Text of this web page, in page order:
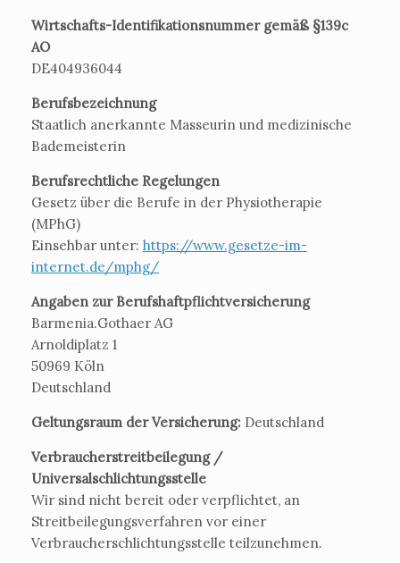
Wirtschafts-Identifikationsnummer gemäß §139c
AO
DE404936044
Berufsbezeichnung
Staatlich anerkannte Masseurin und medizinische
Bademeisterin
Berufsrechtliche Regelungen
Gesetz über die Berufe in der Physiotherapie
(MPhG)
Einsehbar unter: https://www.gesetze-im-
internet.de/mphg/
Angaben zur Berufshaftpflichtversicherung
Barmenia.Gothaer AG
Arnoldiplatz 1
50969 Köln
Deutschland
Geltungsraum der Versicherung: Deutschland
Verbraucherstreitbeilegung /
Universalschlichtungsstelle
Wir sind nicht bereit oder verpflichtet, an
Streitbeilegungsverfahren vor einer
Verbraucherschlichtungsstelle teilzunehmen.